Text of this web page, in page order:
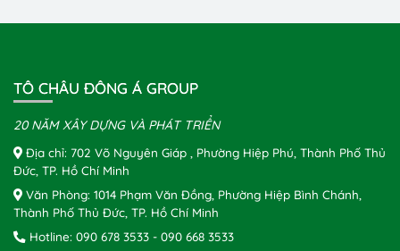
TÔ CHÂU ĐÔNG Á GROUP
20 NĂM XÂY DỰNG VÀ PHÁT TRIỂN
Địa chỉ: 702 Võ Nguyên Giáp , Phường Hiệp Phú, Thành Phố Thủ
Đức, TP. Hồ Chí Minh
Văn Phòng: 1014 Phạm Văn Đồng, Phường Hiệp Bình Chánh,
Thành Phố Thủ Đức, TP. Hồ Chí Minh
Hotline: 090 678 3533 - 090 668 3533